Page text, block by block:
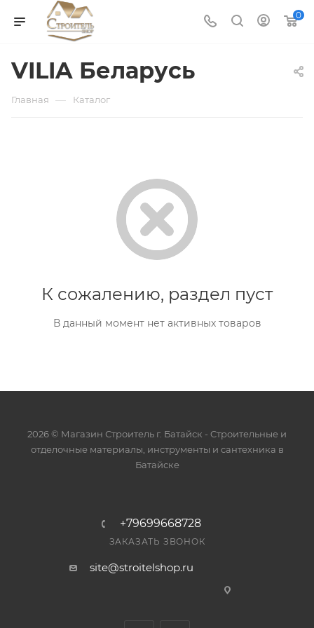
0
VILIA Беларусь
Главная — Каталог
К сожалению, раздел пуст
В данный момент нет активных товаров
2026 © Магазин Строитель г. Батайск - Cтроительные и
отделочные материалы, инструменты и сантехника в
Батайске
+79699668728
ЗАКАЗАТЬ ЗВОНОК
site@stroitelshop.ru